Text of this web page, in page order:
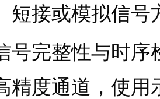
短接或模拟信
完整性与时序
精度通道，使